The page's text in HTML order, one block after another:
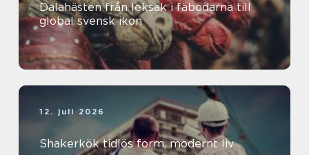
Dalahästen från leksak i fäbodarna till
global svensk ikon
12. juli 2026
Shakerkök tidlös form, modernt liv